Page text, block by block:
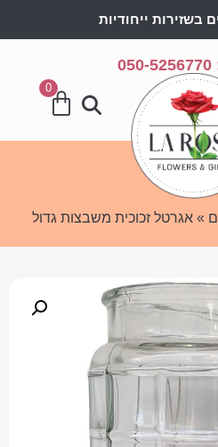
בשזירות ייחודיות
0
» אגרטל זכוכית משבצות גדול